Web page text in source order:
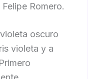
Romero.
oscuro
violeta y a